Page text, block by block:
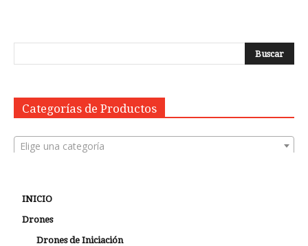
Categorías de Productos
Elige una categoría
INICIO
Drones
Drones de Iniciación